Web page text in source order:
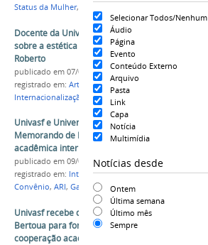
Selecionar Todos/Nenhum
Áudio
Página
Evento
Conteúdo Externo
Arquivo
Pasta
Link
Capa
Notícia
Multimídia
Notícias desde
Ontem
Última semana
Último mês
Sempre
Status da Mulher,
Docente da Univasf publica livro no Uruguai
sobre a estética negra nas fotografias de Lázaro
Roberto
publicado em 07/01/2025
registrado em: Artes Visuais,Fotografia
Internacionalização
Univasf e Universidade de Bertoua firmam
Memorando de Entendimento para cooperação
acadêmica internacional
publicado em 09/08/2024
registrado em: Internacionalização,Camarões,
Convênio, ARI, Gabinete
Univasf recebe delegação da Universidade de
Bertoua para formalização de acordo de
cooperação acadêmica